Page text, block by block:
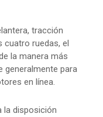
tracción
cuatro ruedas, el
la manera más
generalmente para
en línea.
la disposición